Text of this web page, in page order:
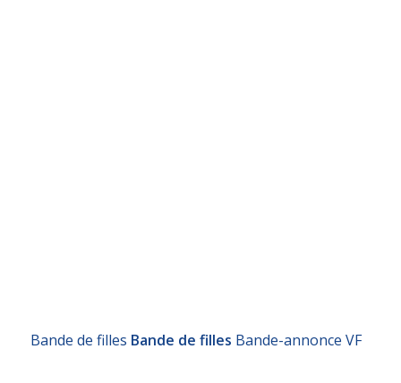
Bande de filles Bande de filles Bande-annonce VF